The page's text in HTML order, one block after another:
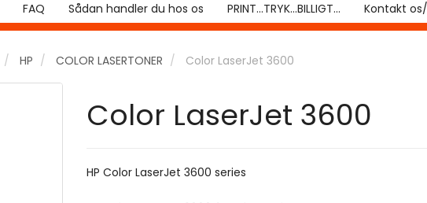
FAQ Sådan handler du hos os PRINT...TRYK...BILLIGT... Kontakt
HP COLOR LASERTONER Color LaserJet 3600
Color LaserJet 3600
HP Color LaserJet 3600 series